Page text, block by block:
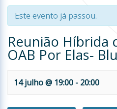
Este evento já passou.
Reunião Híbrida
OAB Por Elas-
14 julho @ 19:00 - 20:00